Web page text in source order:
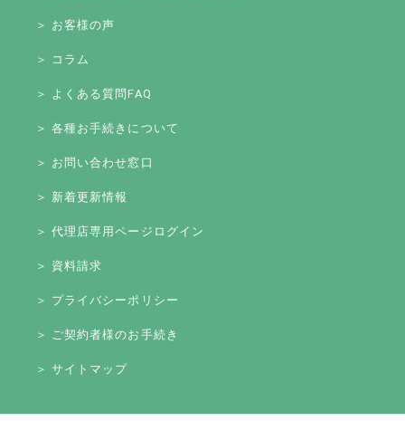
＞ お客様の声
＞ コラム
＞ よくある質問FAQ
＞ 各種お手続きについて
＞ お問い合わせ窓口
＞ 新着更新情報
＞ 代理店専用ページログイン
＞ 資料請求
＞ プライバシーポリシー
＞ ご契約者様のお手続き
＞ サイトマップ